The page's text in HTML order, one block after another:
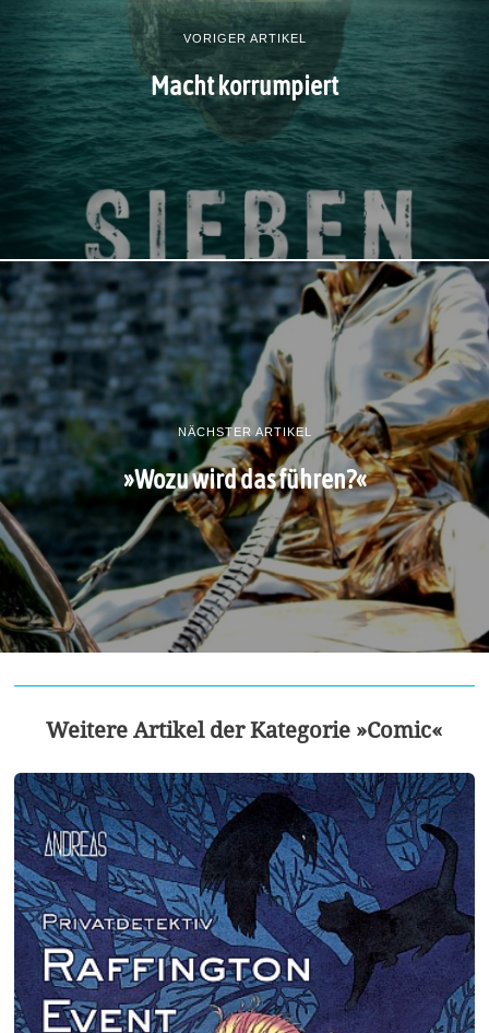
VORIGER ARTIKEL
Macht korrumpiert
NÄCHSTER ARTIKEL
»Wozu wird das führen?«
Weitere Artikel der Kategorie »Comic«